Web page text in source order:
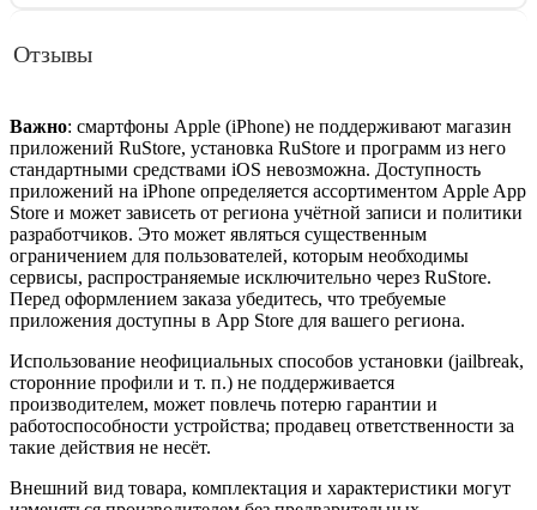
Отзывы
Важно: смартфоны Apple (iPhone) не поддерживают магазин
приложений RuStore, установка RuStore и программ из него
стандартными средствами iOS невозможна. Доступность
приложений на iPhone определяется ассортиментом Apple App
Store и может зависеть от региона учётной записи и политики
разработчиков. Это может являться существенным
ограничением для пользователей, которым необходимы
сервисы, распространяемые исключительно через RuStore.
Перед оформлением заказа убедитесь, что требуемые
приложения доступны в App Store для вашего региона.
Использование неофициальных способов установки (jailbreak,
сторонние профили и т. п.) не поддерживается
производителем, может повлечь потерю гарантии и
работоспособности устройства; продавец ответственности за
такие действия не несёт.
Внешний вид товара, комплектация и характеристики могут